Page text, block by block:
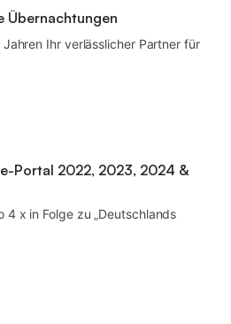
Übernachtungen
Ihr verlässlicher Partner für
Portal 2022, 2023, 2024 &
x in Folge zu „Deutschlands